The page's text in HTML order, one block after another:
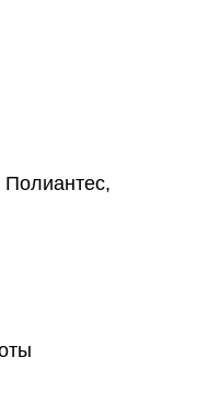
Полиантес,